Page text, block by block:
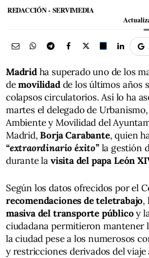
REDACCIÓN - SERVIMEDIA
Madridha superado uno de los
demovilidadde los últimos años
colapsos circulatorios. Así lo ha
martes el delegado de
Ambiente y Movilidad del
Madrid, Borja Carabante, quien
“extraordinario éxito”la gestión
durante la visita del papa León
Según los datos ofrecidos por el
recomendaciones de teletrabajo,
masiva del transporte públicoy
ciudadana permitieron mantener
la ciudad pese a los numerosos
y restricciones derivados del viaje